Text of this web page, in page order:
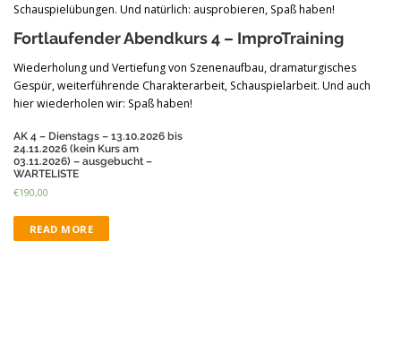
Schauspielübungen. Und natürlich: ausprobieren, Spaß haben!
Fortlaufender Abendkurs 4 – ImproTraining
Wiederholung und Vertiefung von Szenenaufbau, dramaturgisches
Gespür, weiterführende Charakterarbeit, Schauspielarbeit. Und auch
hier wiederholen wir: Spaß haben!
AK 4 – Dienstags – 13.10.2026 bis
24.11.2026 (kein Kurs am
03.11.2026) – ausgebucht –
WARTELISTE
€190,00
READ MORE